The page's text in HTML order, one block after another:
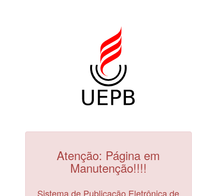
Atenção: Página em
Manutenção!!!!
Sistema de Publicação Eletrônica de